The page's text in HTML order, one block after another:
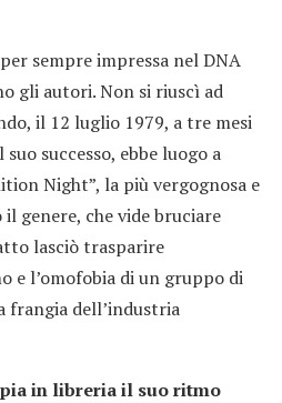
sempre impressa nel DNA
gli autori. Non si riuscì ad
il 12 luglio 1979, a tre mesi
successo, ebbe luogo a
Night”, la più vergognosa e
genere, che vide bruciare
lasciò trasparire
e l’omofobia di un gruppo di
frangia dell’industria
in libreria il suo ritmo